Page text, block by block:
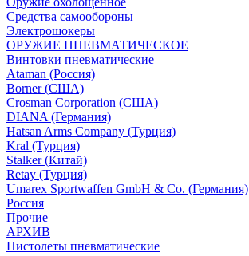
Средства самообороны
Электрошокеры
ОРУЖИЕ ПНЕВМАТИЧЕСКОЕ
Винтовки пневматические
Ataman (Россия)
Borner (США)
Crosman Corporation (США)
DIANA (Германия)
Hatsan Arms Company (Турция)
Kral (Турция)
Stalker (Китай)
Retay (Турция)
Umarex Sportwaffen GmbH & Co. (Германия)
Россия
Прочие
АРХИВ
Пистолеты пневматические